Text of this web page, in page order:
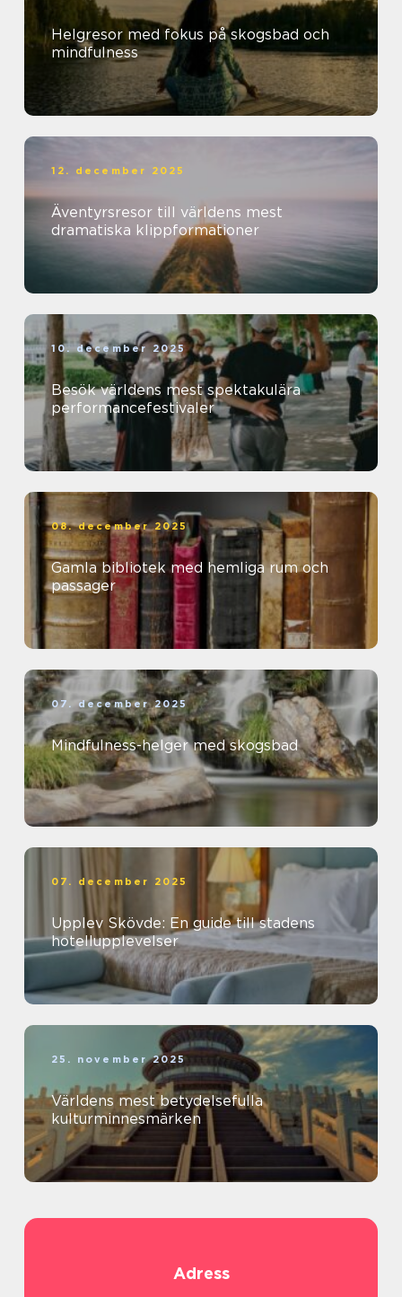
Helgresor med fokus på skogsbad och
mindfulness
12. december 2025
Äventyrsresor till världens mest
dramatiska klippformationer
10. december 2025
Besök världens mest spektakulära
performancefestivaler
08. december 2025
Gamla bibliotek med hemliga rum och
passager
07. december 2025
Mindfulness-helger med skogsbad
07. december 2025
Upplev Skövde: En guide till stadens
hotellupplevelser
25. november 2025
Världens mest betydelsefulla
kulturminnesmärken
Adress